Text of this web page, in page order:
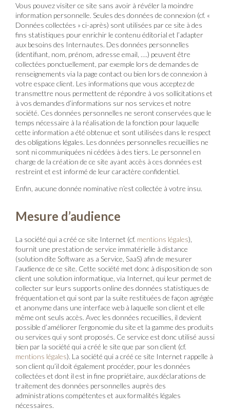
Vous pouvez visiter ce site sans avoir à révéler la moindre
information personnelle. Seules des données de connexion (cf. «
Données collectées » ci-après) sont utilisées par ce site à des
fins statistiques pour enrichir le contenu éditorial et l’adapter
aux besoins des Internautes. Des données personnelles
(identifiant, nom, prénom, adresse email, ….) peuvent être
collectées ponctuellement, par exemple lors de demandes de
renseignements via la page contact ou bien lors de connexion à
votre espace client. Les informations que vous acceptez de
transmettre nous permettent de répondre à vos sollicitations et
à vos demandes d’informations sur nos services et notre
société. Ces données personnelles ne seront conservées que le
temps nécessaire à la réalisation de la fonction pour laquelle
cette information a été obtenue et sont utilisées dans le respect
des obligations légales. Les données personnelles recueillies ne
sont ni communiquées ni cédées à des tiers. Le personnel en
charge de la création de ce site ayant accès à ces données est
restreint et est informé de leur caractère confidentiel.
Enfin, aucune donnée nominative n’est collectée à votre insu.
Mesure d’audience
La société qui a créé ce site Internet (cf. mentions légales),
fournit une prestation de service immatérielle à distance
(solution dite Software as a Service, SaaS) afin de mesurer
l’audience de ce site. Cette société met donc à disposition de son
client une solution informatique, via Internet, qui leur permet de
collecter sur leurs supports online des données statistiques de
fréquentation et qui sont par la suite restituées de façon agrégée
et anonyme dans une interface web à laquelle son client et elle
même ont seuls accès. Avec les données recueillies, il devient
possible d’améliorer l’ergonomie du site et la gamme des produits
ou services qui y sont proposés. Ce service est donc utilisé aussi
bien par la société qui a créé le site que par son client (cf.
mentions légales). La société qui a créé ce site Internet rappelle à
son client qu’il doit également procéder, pour les données
collectées et dont il est in fine propriétaire, aux déclarations de
traitement des données personnelles auprès des
administrations compétentes et aux formalités légales
nécessaires.